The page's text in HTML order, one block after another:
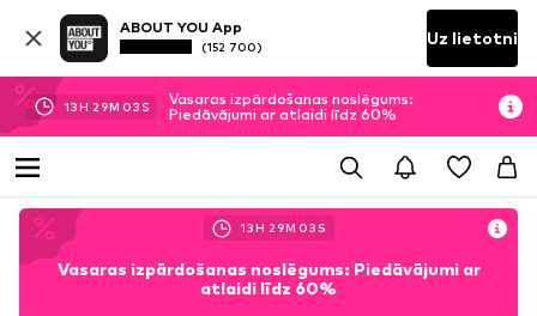
ABOUT YOU App
(152 700) Uz lietotni
13H 29M 01 S
Vasaras izpārdošanas noslēgums:
Piedāvājumi ar atlaidi līdz 60%
13H 29M 01 S
Vasaras izpārdošanas noslēgums: Piedāvājumi ar
atlaidi līdz 60%